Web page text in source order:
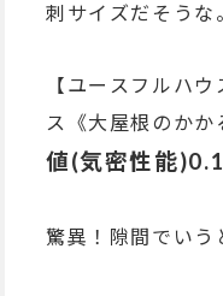
刺サイズだそうな
【ユースフルハ
ス《大屋根のか
値(気密性能
驚異！隙間でいう